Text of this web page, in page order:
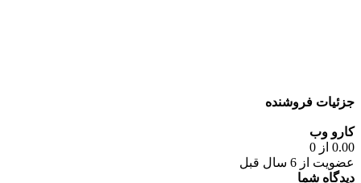
جزئیات فروشنده
کارو وب
0.00 از 0
عضویت از 6 سال قبل
دیدگاه شما